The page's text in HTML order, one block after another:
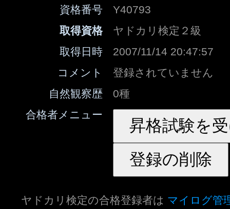
資格番号
Y40793
取得資格
ヤドカリ検定２級
取得日時
2007/11/14 20:47:57
コメント
登録されていません
自然観察歴
0種
合格者メニュー
ヤドカリ検定の合格登録者は マイログ管